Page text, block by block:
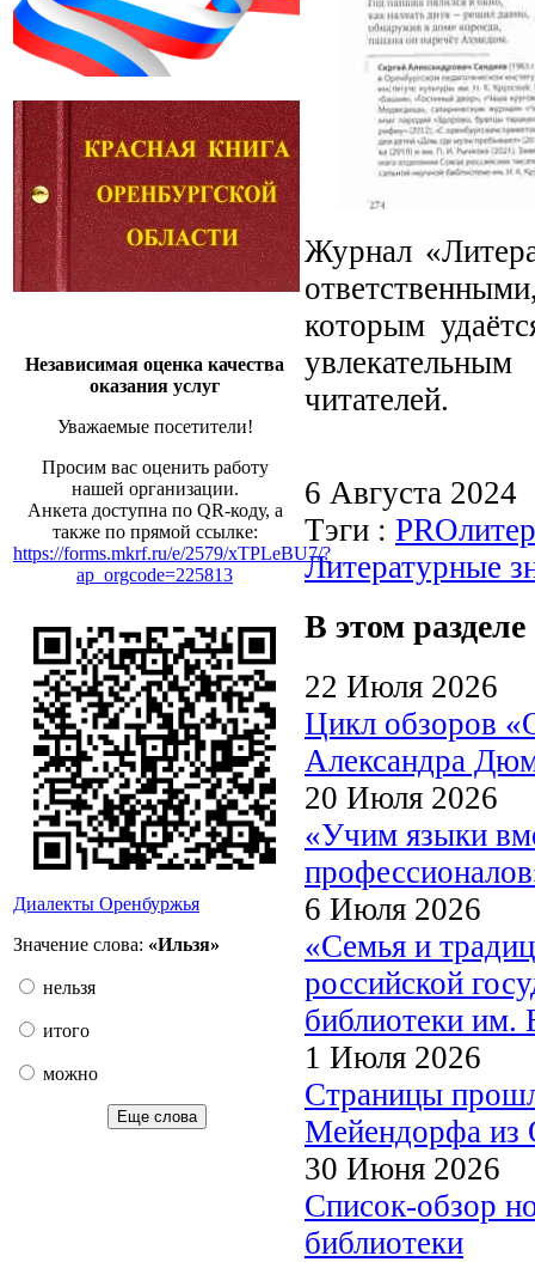
Независимая оценка качества
оказания услуг
Уважаемые посетители!
Просим вас оценить работу
нашей организации.
Анкета доступна по QR-коду, а
также по прямой ссылке:
https://forms.mkrf.ru/e/2579/xTPLeBU7/?
ap_orgcode=225813
Диалекты Оренбуржья
Значение слова: «Ильзя»
нельзя
итого
можно
Еще слова
Журнал
которым
читателей.
6 Августа
Тэги :
Литературные
В этом разделе
22 Июля 2026
Цикл обзоров
Александра
20 Июля 2026
«Учим языки
6 Июля 2026
«Семья и
российской
библиотеки им.
1 Июля 2026
Страницы
Мейендорфа из
30 Июня 2026
Список-обзор
библиотеки